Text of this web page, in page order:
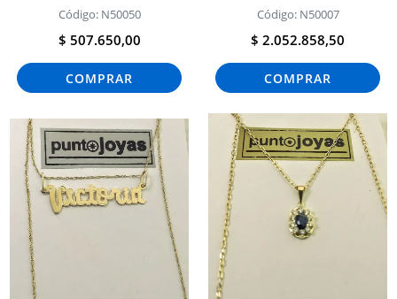
Código: N50050
$ 507.650,00
COMPRAR
Código: N50007
$ 2.052.858,50
COMPRAR